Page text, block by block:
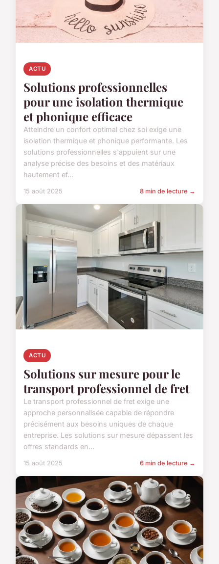
ACTU
Solutions professionnelles
pour une isolation thermique
et phonique efficace
Atteindre un confort optimal chez soi exige une
isolation thermique et phonique performante. Les
solutions professionnelles s'appuient sur une
analyse précise des besoins et des matériaux
hautement ef...
15 août 2025 8 min de lecture →
ACTU
Solutions sur mesure pour le
transport professionnel de fret
Le transport professionnel de fret exige une
approche personnalisée capable de répondre
précisément aux besoins uniques de chaque
entreprise. Les solutions sur mesure dépassent les
offres standards en...
15 août 2025 6 min de lecture →